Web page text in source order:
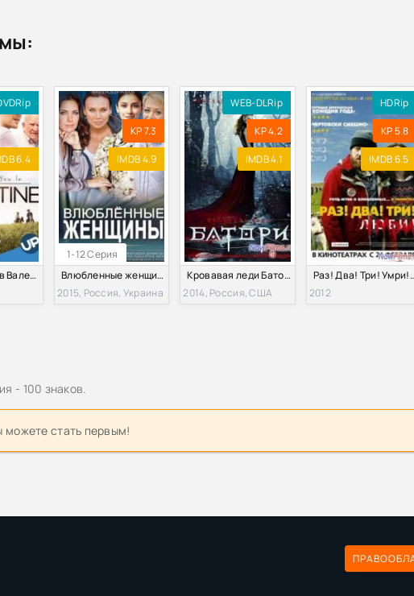
6.4
Влюбленные в Валентайне (2016)
1-12 Серия
KP 7.3
IMDB 4.9
Влюбленные женщины / Любовницы (2015)
2015, Россия, Украина
WEB-DLRip
KP 4.2
IMDB 4.1
Кровавая леди Батори (2014)
2014, Россия, США
HDRip
KP 5.8
IMDB 6.5
Раз! Два!
2012
- 100 знаков.
стать первым!